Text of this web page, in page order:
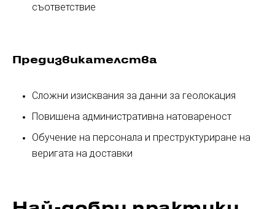
съответствие
Предизвикателства
Сложни изисквания за данни за геолокация
Повишена административна натовареност
Обучение на персонала и преструктуриране на
веригата на доставки